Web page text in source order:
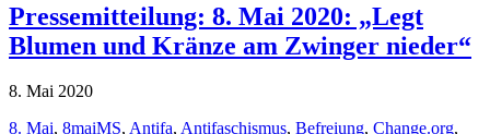
Pressemitteilung: 8. Mai 2020: „Legt
Blumen und Kränze am Zwinger nieder“
8. Mai 2020
8. Mai, 8maiMS, Antifa, Antifaschismus, Befreiung, Change.org,